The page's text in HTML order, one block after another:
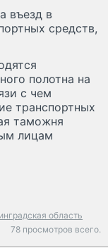
въезд в
средств,
полотна на
с чем
транспортных
таможня
лицам
область
78 просмотров всего.